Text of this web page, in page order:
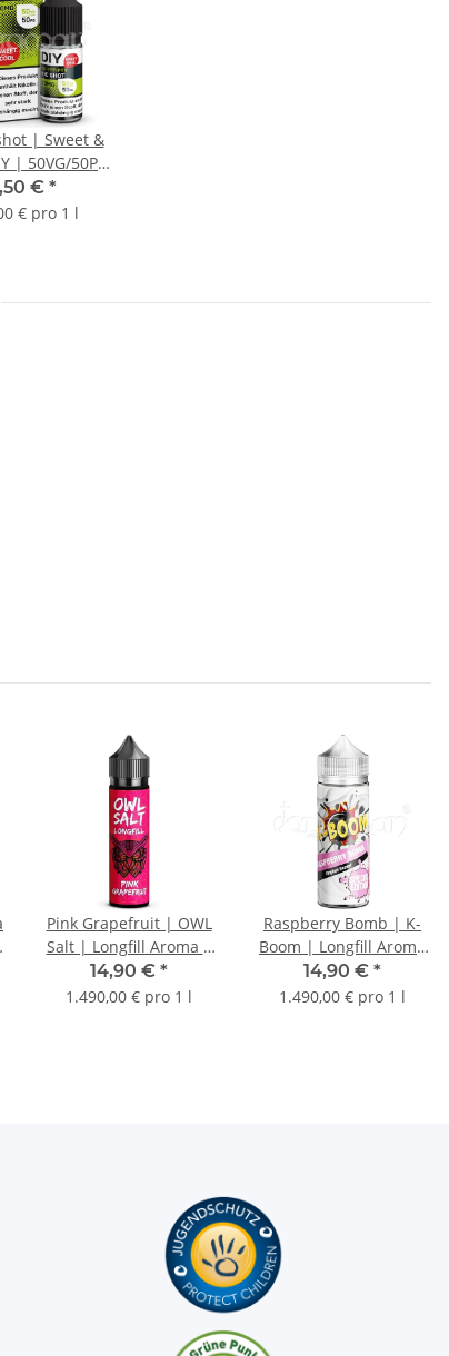
| Sweet &
| 50VG/50PG
ml | 10ml
€ *
€ pro 1 l
Pink Grapefruit | OWL
Salt | Longfill Aroma |
10ml
14,90 € *
1.490,00 € pro 1 l
Raspberry Bomb | K-
Boom | Longfill Aroma
| 10ml
14,90 € *
1.490,00 € pro 1 l